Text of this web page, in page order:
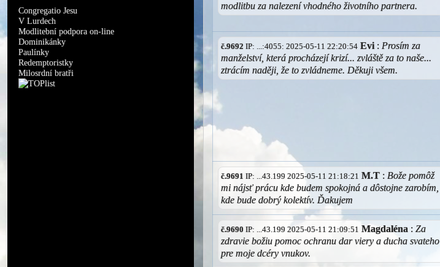
Congregatio Jesu
V Lurdech
Modlitební podpora on-line
Dominikánky
Paulínky
Redemptoristky
Milosrdní bratři
modlitbu za nalezení vhodného životního partnera.
č.9692 IP: ...:4055: 2025-05-11 22:20:54 Evi : Prosím za
manželství, která procházejí krizí... zvláště za to naše...
ztrácím naději, že to zvládneme. Děkuji všem.
č.9691 IP: ...43.199 2025-05-11 21:18:21 M.T : Bože pomôž
mi nájsť prácu kde budem spokojná a dôstojne zarobím,
kde bude dobrý kolektív. Ďakujem
č.9690 IP: ...43.199 2025-05-11 21:09:51 Magdaléna :Za
zdravie božiu pomoc ochranu dar viery a ducha svateho
pre moje dcéry vnukov.